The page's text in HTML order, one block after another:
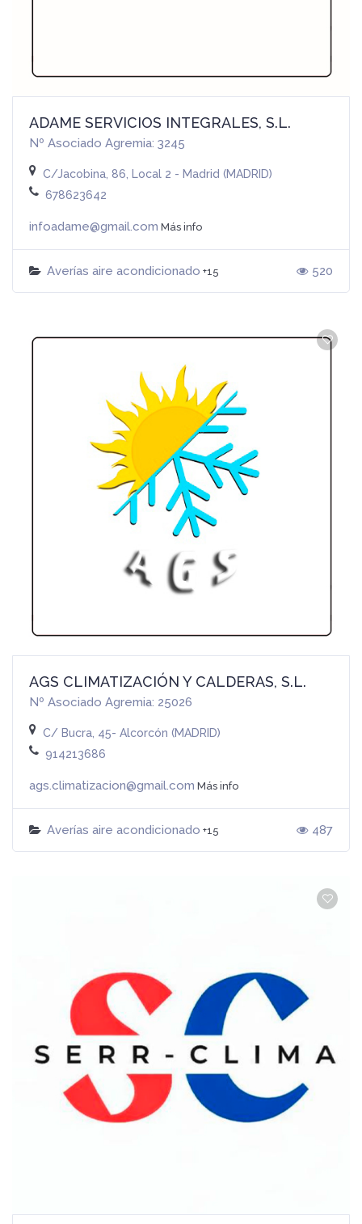
ADAME SERVICIOS INTEGRALES, S.L.
Nº Asociado Agremia: 3245
C/Jacobina, 86, Local 2 - Madrid (MADRID)
678623642
infoadame@gmail.com Más info
Averías aire acondicionado +15 520
AGS CLIMATIZACIÓN Y CALDERAS, S.L.
Nº Asociado Agremia: 25026
C/ Bucra, 45- Alcorcón (MADRID)
914213686
ags.climatizacion@gmail.com Más info
Averías aire acondicionado +15 487